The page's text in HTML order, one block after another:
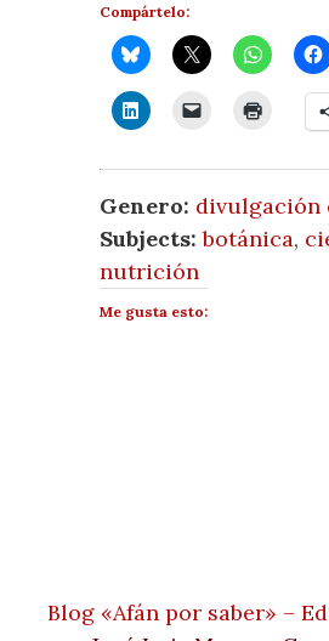
Compártelo:
Genero: divulgación
Subjects: botánica,
nutrición
Me gusta esto:
Blog «Afán por saber» –